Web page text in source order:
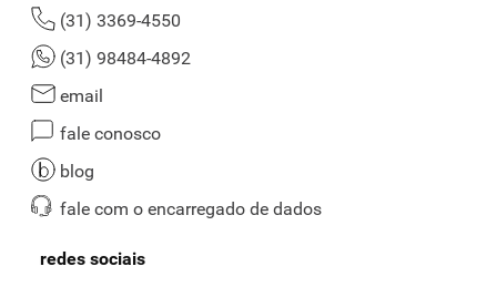
(31) 3369-4550
(31) 98484-4892
email
fale conosco
blog
fale com o encarregado de dados
redes sociais